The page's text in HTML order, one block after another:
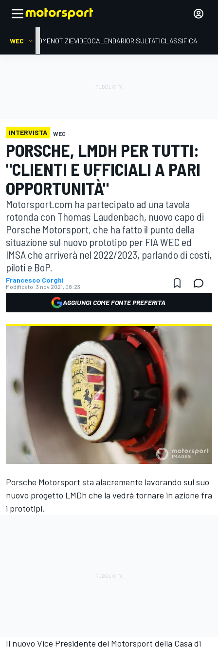
WEC HOMENOTIZIEVIDEOCALENDARIORISULTATICLASSIFICA
INTERVISTA WEC
PORSCHE, LMDH PER TUTTI:
"CLIENTI E UFFICIALI A PARI
OPPORTUNITÀ"
Motorsport.com ha partecipato ad una tavola
rotonda con Thomas Laudenbach, nuovo capo di
Porsche Motorsport, che ha fatto il punto della
situazione sul nuovo prototipo per FIA WEC ed
IMSA che arriverà nel 2022/2023, parlando di costi,
piloti e BoP.
Francesco Corghi
Modificato: 3 nov 2021, 08:23
AGGIUNGI COME FONTE PREFERITA
Porsche Motorsport sta alacremente lavorando sul suo
nuovo progetto LMDh che la vedrà tornare in azione fra
i prototipi.
Il nuovo Vice Presidente del Motorsport della Casa di